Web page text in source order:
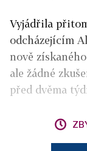
Vyjádřila
odcházejícím
nově
ale žádné
před dvěma